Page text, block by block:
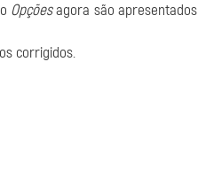
Opçõesagora são apresentados
corrigidos.